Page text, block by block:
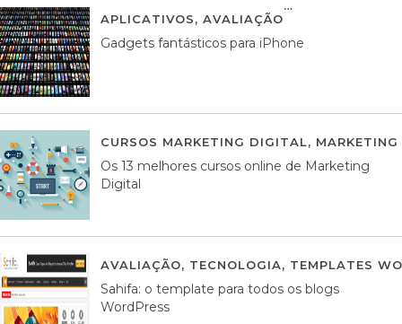
APLICATIVOS, AVALIAÇÃO
Gadgets fantásticos para iPhone
CURSOS MARKETING DIGITAL,
Os 13 melhores cursos online de Marketing
Digital
AVALIAÇÃO, TECNOLOGIA, TEMPLATES
Sahifa: o template para todos os blogs
WordPress